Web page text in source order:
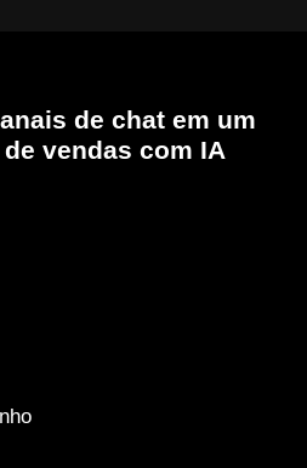
de chat em um
vendas com IA